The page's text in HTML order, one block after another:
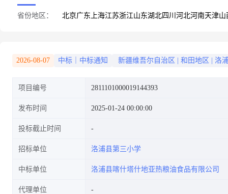
省份地区： 北京广东 上海江苏浙江山东湖北四川 河北河南天津山
2026-08-07 中标｜中标通知 新疆维吾尔自治区 和田地区 洛
项目编号 2811101000019144393
发布时间 2025-01-24 00:00:00
投标截止时间
招标单位 洛浦县第三小学
中标单位 洛浦县喀什塔什地亚热粮油食品有限公司
代理单位